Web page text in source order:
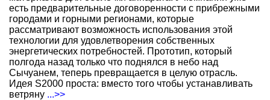
есть предварительные договоренности с прибрежными
городами и горными регионами, которые
рассматривают возможность использования этой
технологии для удовлетворения собственных
энергетических потребностей. Прототип, который
полгода назад только что поднялся в небо над
Сычуанем, теперь превращается в целую отрасль.
Идея S2000 проста: вместо того чтобы устанавливать
ветряну ...>>